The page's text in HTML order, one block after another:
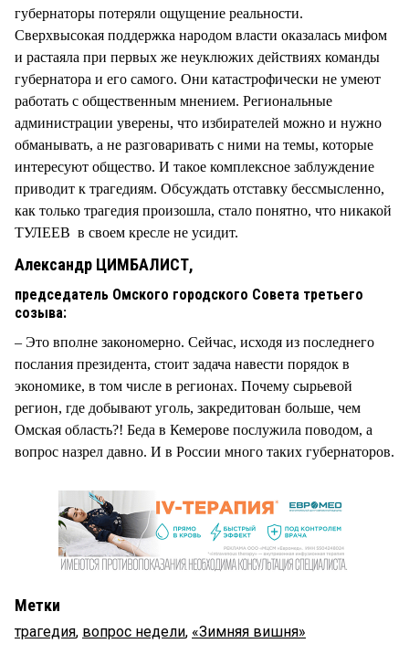
губернаторы потеряли ощущение реальности.
Сверхвысокая поддержка народом власти оказалась мифом
и растаяла при первых же неуклюжих действиях команды
губернатора и его самого. Они катастрофически не умеют
работать с общественным мнением. Региональные
администрации уверены, что избирателей можно и нужно
обманывать, а не разговаривать с ними на темы, которые
интересуют общество. И такое комплексное заблуждение
приводит к трагедиям. Обсуждать отставку бессмысленно,
как только трагедия произошла, стало понятно, что никакой
ТУЛЕЕВ в своем кресле не усидит.
Александр ЦИМБАЛИСТ,
председатель Омского городского Совета третьего
созыва:
– Это вполне закономерно. Сейчас, исходя из последнего
послания президента, стоит задача навести порядок в
экономике, в том числе в регионах. Почему сырьевой
регион, где добывают уголь, закредитован больше, чем
Омская область?! Беда в Кемерове послужила поводом, а
вопрос назрел давно. И в России много таких губернаторов.
Метки
трагедия, вопрос недели, «Зимняя вишня»